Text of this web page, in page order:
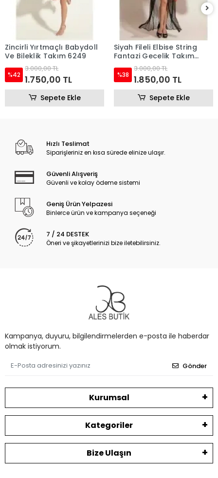
Zincirli Yırtmaçlı Babydoll
Ve Bileklik Takım 6249
%42
3.000,00 TL
1.750,00 TL
Sepete Ekle
Siyah Fileli Elbise String
Fantazi Gecelik Takım
%38
3.000,00 TL
1.850,00 TL
Sepete Ekle
Hızlı Teslimat
Siparişleriniz en kısa sürede elinize ulaşır.
Güvenli Alışveriş
Güvenli ve kolay ödeme sistemi
Geniş Ürün Yelpazesi
Binlerce ürün ve kampanya seçeneği
7 / 24 DESTEK
Öneri ve şikayetlerinizi bize iletebilirsiniz.
Kampanya, duyuru, bilgilendirmelerden e-posta ile haberdar
olmak istiyorum.
Gönder
Kurumsal
Kategoriler
Bize Ulaşın